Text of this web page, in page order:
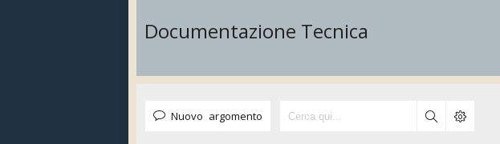
Documentazione Tecnica
Nuovo argomento